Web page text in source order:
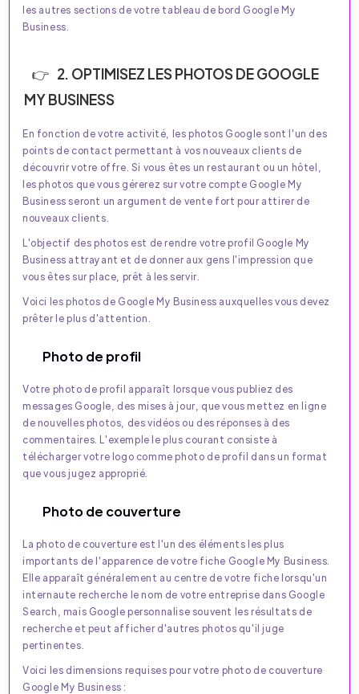
les autres sections de votre tableau de bord Google My
Business.
2. OPTIMISEZ LES PHOTOS DE GOOGLE
MY BUSINESS
En fonction de votre activité, les photos Google sont l'un des
points de contact permettant à vos nouveaux clients de
découvrir votre offre. Si vous êtes un restaurant ou un hôtel,
les photos que vous gérerez sur votre compte Google My
Business seront un argument de vente fort pour attirer de
nouveaux clients.
L'objectif des photos est de rendre votre profil Google My
Business attrayant et de donner aux gens l'impression que
vous êtes sur place, prêt à les servir.
Voici les photos de Google My Business auxquelles vous devez
prêter le plus d'attention.
Photo de profil
Votre photo de profil apparaît lorsque vous publiez des
messages Google, des mises à jour, que vous mettez en ligne
de nouvelles photos, des vidéos ou des réponses à des
commentaires. L'exemple le plus courant consiste à
télécharger votre logo comme photo de profil dans un format
que vous jugez approprié.
Photo de couverture
La photo de couverture est l'un des éléments les plus
importants de l'apparence de votre fiche Google My Business.
Elle apparaît généralement au centre de votre fiche lorsqu'un
internaute recherche le nom de votre entreprise dans Google
Search, mais Google personnalise souvent les résultats de
recherche et peut afficher d'autres photos qu'il juge
pertinentes.
Voici les dimensions requises pour votre photo de couverture
Google My Business :